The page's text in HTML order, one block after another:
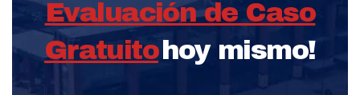
Evaluación de Caso
Gratuitohoy mismo!